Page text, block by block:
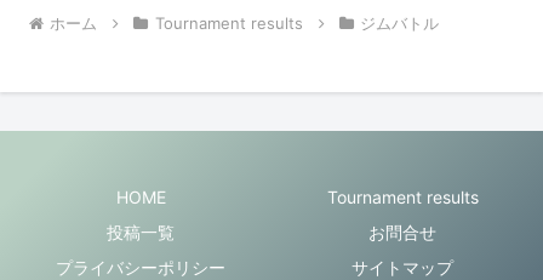
ホーム Tournament results ジムバトル
HOME
Tournament results
投稿一覧
お問合せ
プライバシーポリシー
サイトマップ